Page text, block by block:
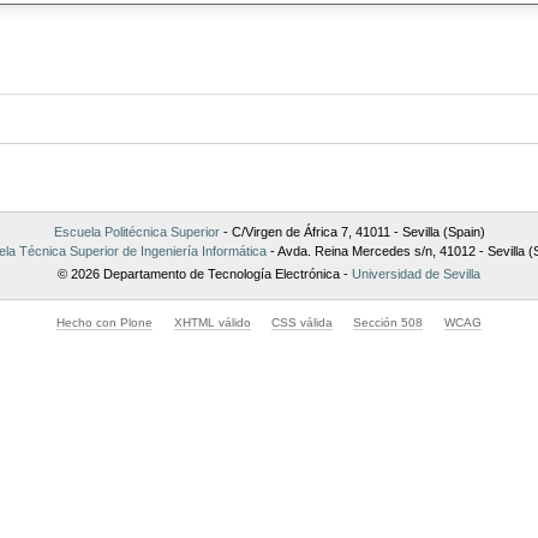
Escuela Politécnica Superior- C/Virgen de África 7, 41011 - Sevilla (Spain)
Técnica Superior de Ingeniería Informática- Avda. Reina Mercedes s/n, 41012 - Sevilla
© 2026 Departamento de Tecnología Electrónica - Universidad de Sevilla
Hecho con Plone XHTML válido CSS válida Sección 508 WCAG